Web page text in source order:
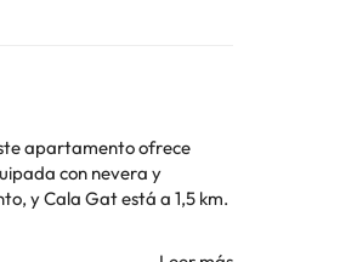
apartamento ofrece